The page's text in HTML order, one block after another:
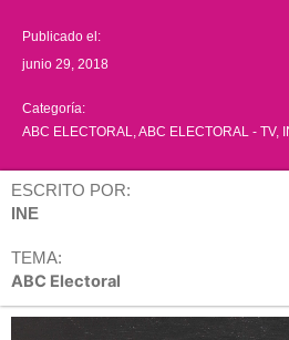
Publicado el:
junio 29, 2018
Categoría:
ABC ELECTORAL
ABC ELECTORAL - TV,
ESCRITO POR:
INE
TEMA:
ABC Electoral
Reproductor